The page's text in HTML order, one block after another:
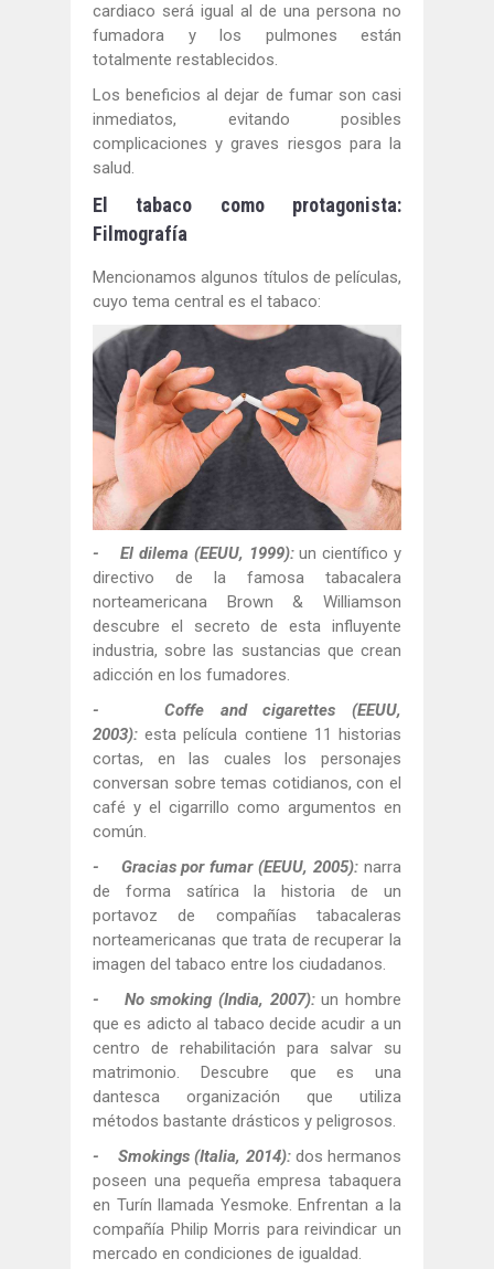
cardiaco será igual al de una persona no
fumadora y los pulmones están
totalmente restablecidos.
Los beneficios al dejar de fumar son casi
inmediatos, evitando posibles
complicaciones y graves riesgos para la
salud.
El tabaco como protagonista:
Filmografía
Mencionamos algunos títulos de películas,
cuyo tema central es el tabaco:
- El dilema (EEUU, 1999):un científico y
directivo de la famosa tabacalera
norteamericana Brown & Williamson
descubre el secreto de esta influyente
industria, sobre las sustancias que crean
adicción en los fumadores.
- Coffe and cigarettes (EEUU,
2003): esta película contiene 11 historias
cortas, en las cuales los personajes
conversan sobre temas cotidianos, con el
café y el cigarrillo como argumentos en
común.
- Gracias por fumar (EEUU, 2005): narra
de forma satírica la historia de un
portavoz de compañías tabacaleras
norteamericanas que trata de recuperar la
imagen del tabaco entre los ciudadanos.
- No smoking (India, 2007):un hombre
que es adicto al tabaco decide acudir a un
centro de rehabilitación para salvar su
matrimonio. Descubre que es una
dantesca organización que utiliza
métodos bastante drásticos y peligrosos.
- Smokings (Italia, 2014): dos hermanos
poseen una pequeña empresa tabaquera
en Turín llamada Yesmoke. Enfrentan a la
compañía Philip Morris para reivindicar un
mercado en condiciones de igualdad.